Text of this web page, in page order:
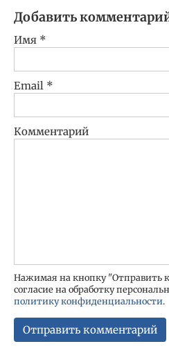
Добавить
Имя *
Email *
Комментарий
Нажимая на кнопку "Отправить
согласие на обработку
политику конфиденциальности.